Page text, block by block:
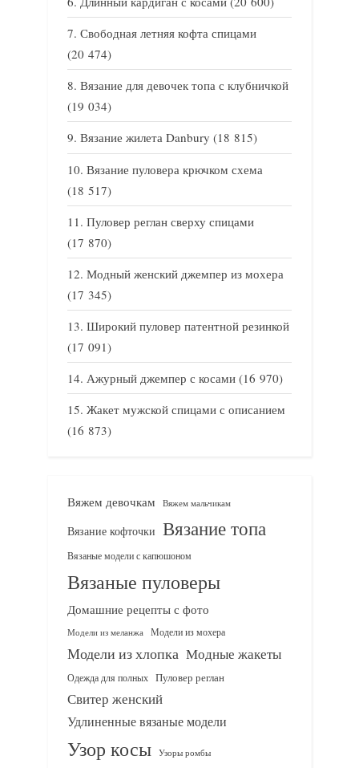
Свободная летняя кофта спицами
(20 474)
Вязание для девочек топа с клубничкой
(19 034)
Вязание жилета Danbury (18 815)
Вязание пуловера крючком схема
(18 517)
Пуловер реглан сверху спицами
(17 870)
Модный женский джемпер из мохера
(17 345)
Широкий пуловер патентной резинкой
(17 091)
Ажурный джемпер с косами (16 970)
Жакет мужской спицами с описанием
(16 873)
Вяжем девочкам Вяжем мальчикам
Вязание кофточки Вязание топа
Вязаные модели с капюшоном
Вязаные пуловеры
Домашние рецепты с фото
Модели из меланжа Модели из мохера
Модели из хлопка Модные жакеты
Одежда для полных Пуловер реглан
Свитер женский
Удлиненные вязаные модели
Узор косы Узоры ромбы